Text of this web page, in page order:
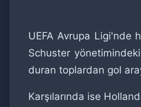
UEFA Avrupa Ligi'nde
Schuster yönetimindeki
duran toplardan gol
Karşılarında ise